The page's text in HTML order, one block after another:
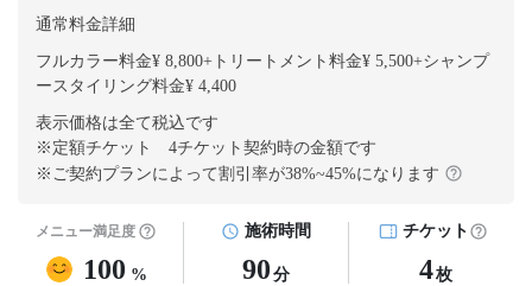
通常料金詳細
フルカラー料金¥ 8,800+ トリートメント料金¥ 5,500+シャンプ
ースタイリング料金¥ 4,400
表示価格は全て税込です
※定額チケット 4チケット契約時の金額です
※ご契約プランによって割引率が38%~45%になります
メニュー満足度
100 %
施術時間
90 分
チケット
4枚